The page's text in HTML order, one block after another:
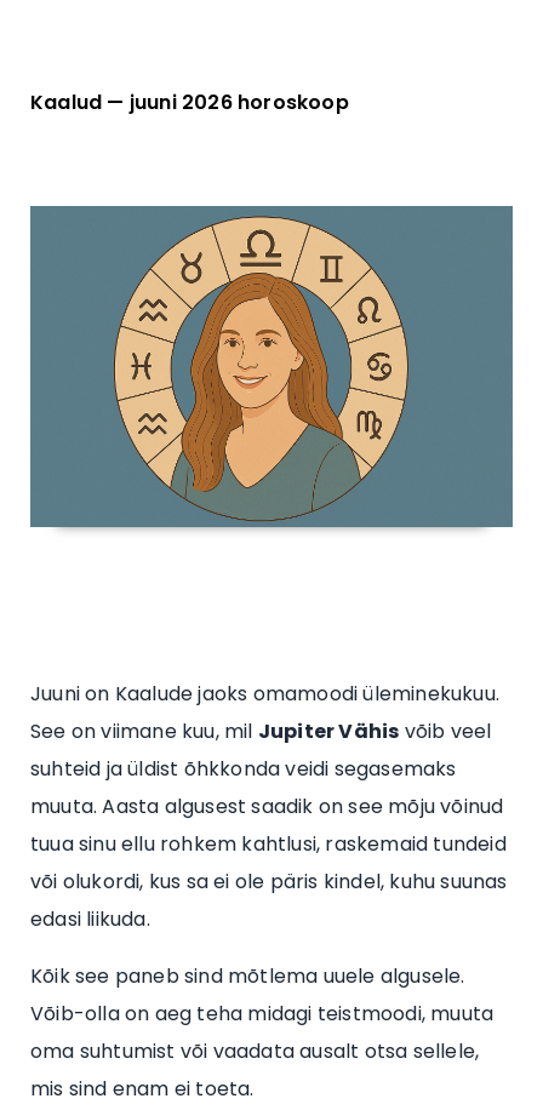
Kaalud — juuni 2026 horoskoop
Juuni on Kaalude jaoks omamoodi üleminekukuu.
See on viimane kuu, mil Jupiter Vähis võib veel
suhteid ja üldist õhkkonda veidi segasemaks
muuta. Aasta algusest saadik on see mõju võinud
tuua sinu ellu rohkem kahtlusi, raskemaid tundeid
või olukordi, kus sa ei ole päris kindel, kuhu suunas
edasi liikuda.
Kõik see paneb sind mõtlema uuele algusele.
Võib-olla on aeg teha midagi teistmoodi, muuta
oma suhtumist või vaadata ausalt otsa sellele,
mis sind enam ei toeta.